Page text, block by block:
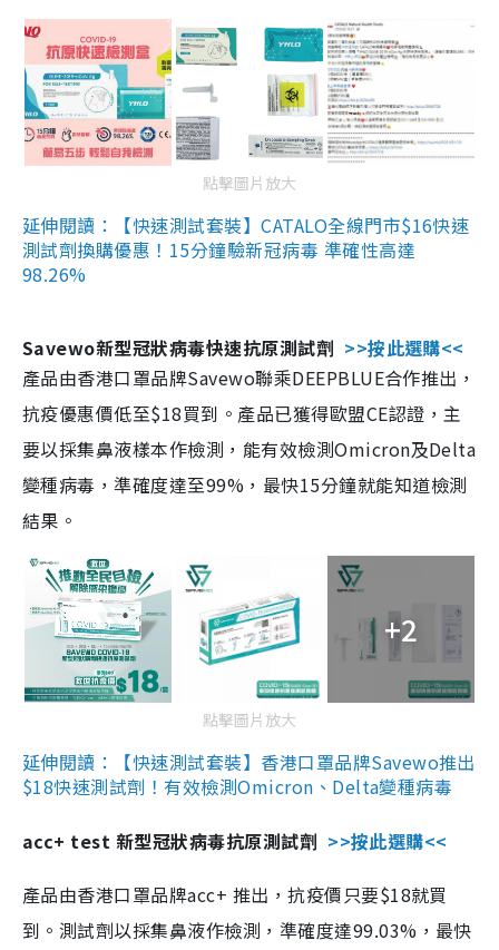
點擊圖片放大
延伸閱讀：【快速測試套裝】CATALO全線門市$16快速
測試劑換購優惠！15分鐘驗新冠病毒 準確性高達
98.26%
Savewo新型冠狀病毒快速抗原測試劑 >>按此選購<<
產品由香港口罩品牌Savewo聯乘DEEPBLUE合作推出，
抗疫優惠價低至$18買到。產品已獲得歐盟CE認證，主
要以採集鼻液樣本作檢測，能有效檢測Omicron及Delta
變種病毒，準確度達至99%，最快15分鐘就能知道檢測
結果。
+2
點擊圖片放大
延伸閱讀：【快速測試套裝】香港口罩品牌Savewo推出
$18快速測試劑！有效檢測Omicron、Delta變種病毒
acc+ test 新型冠狀病毒抗原測試劑 >>按此選購<<
產品由香港口罩品牌acc+ 推出，抗疫價只要$18就買
到。測試劑以採集鼻液作檢測，準確度達99.03%，最快